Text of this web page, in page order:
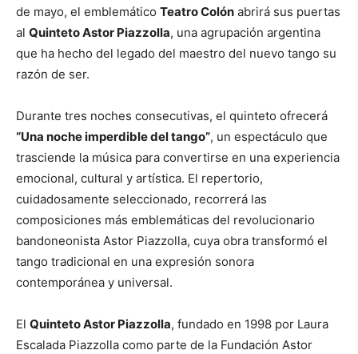
de mayo, el emblemático Teatro Colón abrirá sus puertas
al Quinteto Astor Piazzolla, una agrupación argentina
que ha hecho del legado del maestro del nuevo tango su
razón de ser.
Durante tres noches consecutivas, el quinteto ofrecerá
“Una noche imperdible del tango”, un espectáculo que
trasciende la música para convertirse en una experiencia
emocional, cultural y artística. El repertorio,
cuidadosamente seleccionado, recorrerá las
composiciones más emblemáticas del revolucionario
bandoneonista Astor Piazzolla, cuya obra transformó el
tango tradicional en una expresión sonora
contemporánea y universal.
El Quinteto Astor Piazzolla, fundado en 1998 por Laura
Escalada Piazzolla como parte de la Fundación Astor